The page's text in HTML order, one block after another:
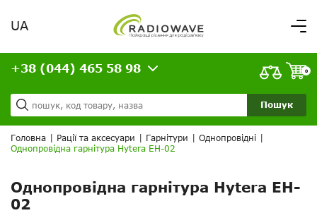
Вітаємо,
увійдіть в особистий кабінет
Доставка та оплата
Кредит
Статті
Контакти
ВАШЕ ЗАМОВЛЕННЯ
UA
Пошук
+38 (044) 465 58 98 0
Головна Рації та аксесуари Гарнітури Однопровідні
Однопровідна гарнітура Hytera EH-02
Однопровідна гарнітура Hytera EH-
02